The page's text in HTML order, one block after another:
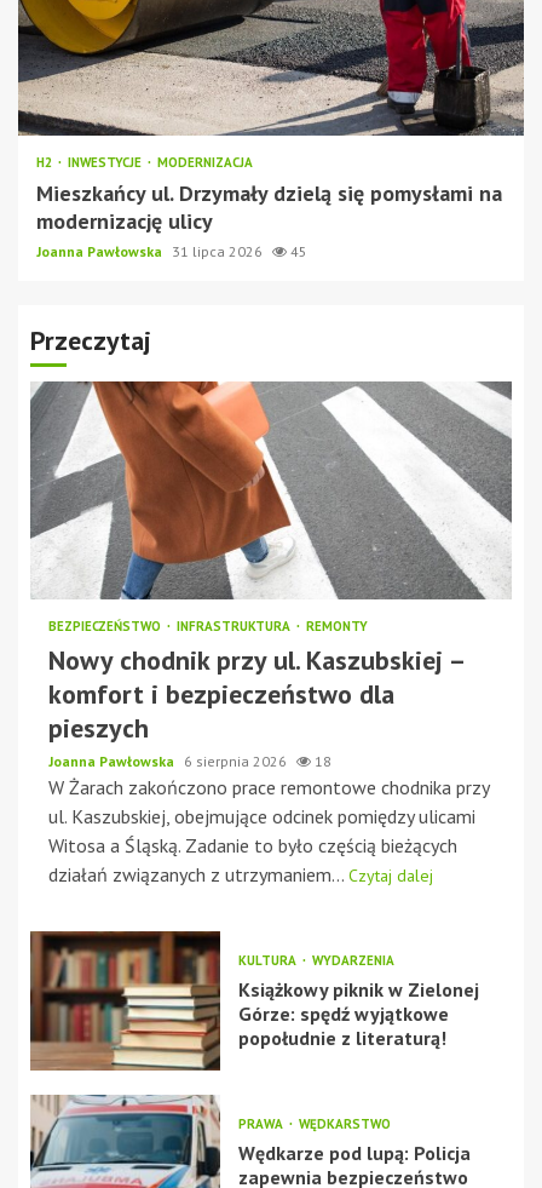
H2 INWESTYCJE MODERNIZACJA
Mieszkańcy ul. Drzymały dzielą się pomysłami na
modernizację ulicy
Joanna Pawłowska 31 lipca 2026 45
Przeczytaj
BEZPIECZEŃSTWO INFRASTRUKTURA REMONTY
Nowy chodnik przy ul. Kaszubskiej –
komfort i bezpieczeństwo dla
pieszych
Joanna Pawłowska 6 sierpnia 2026 18
W Żarach zakończono prace remontowe chodnika przy
ul. Kaszubskiej, obejmujące odcinek pomiędzy ulicami
Witosa a Śląską. Zadanie to było częścią bieżących
działań związanych z utrzymaniem... Czytaj dalej
KULTURA WYDARZENIA
Książkowy piknik w Zielonej
Górze: spędź wyjątkowe
popołudnie z literaturą!
PRAWA WĘDKARSTWO
Wędkarze pod lupą: Policja
zapewnia bezpieczeństwo